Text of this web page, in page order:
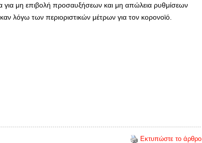
για μη επιβολή προσαυξήσεων και μη απώλεια ρυθμίσεων
λόγω των περιοριστικών μέτρων για τον κορονοϊό.
Εκτυπώστε το άρθρο